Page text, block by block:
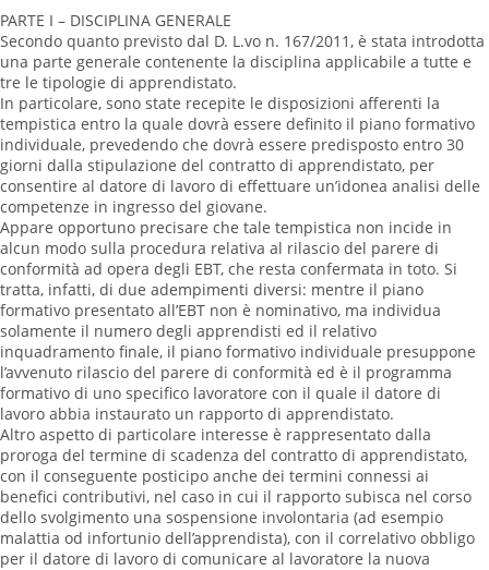
PARTE I – DISCIPLINA GENERALE
Secondo quanto previsto dal D. L.vo n. 167/2011, è stata introdotta
una parte generale contenente la disciplina applicabile a tutte e
tre le tipologie di apprendistato.
In particolare, sono state recepite le disposizioni afferenti la
tempistica entro la quale dovrà essere definito il piano formativo
individuale, prevedendo che dovrà essere predisposto entro 30
giorni dalla stipulazione del contratto di apprendistato, per
consentire al datore di lavoro di effettuare un’idonea analisi delle
competenze in ingresso del giovane.
Appare opportuno precisare che tale tempistica non incide in
alcun modo sulla procedura relativa al rilascio del parere di
conformità ad opera degli EBT, che resta confermata in toto. Si
tratta, infatti, di due adempimenti diversi: mentre il piano
formativo presentato all’EBT non è nominativo, ma individua
solamente il numero degli apprendisti ed il relativo
inquadramento finale, il piano formativo individuale presuppone
l’avvenuto rilascio del parere di conformità ed è il programma
formativo di uno specifico lavoratore con il quale il datore di
lavoro abbia instaurato un rapporto di apprendistato.
Altro aspetto di particolare interesse è rappresentato dalla
proroga del termine di scadenza del contratto di apprendistato,
con il conseguente posticipo anche dei termini connessi ai
benefici contributivi, nel caso in cui il rapporto subisca nel corso
dello svolgimento una sospensione involontaria (ad esempio
malattia od infortunio dell’apprendista), con il correlativo obbligo
per il datore di lavoro di comunicare al lavoratore la nuova